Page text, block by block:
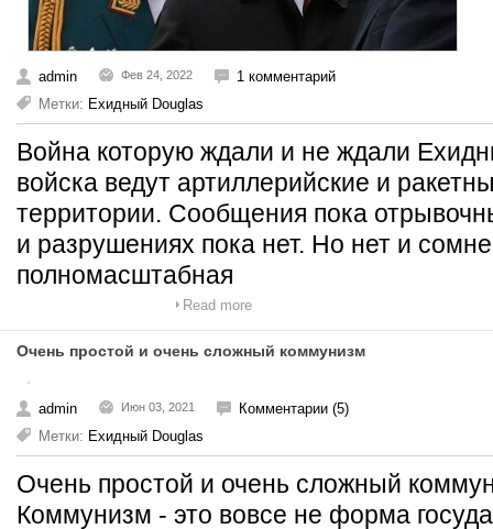
admin Фев 24, 2022
1 комментарий
Метки: Ехидный Douglas
Война которую ждали и не ждали
войска ведут артиллерийские и
территории. Сообщения пока
и разрушениях пока нет. Но нет и
полномасштабная
Read more
Очень простой и очень сложный коммунизм
admin Июн 03, 2021
Комментарии (5)
Метки: Ехидный Douglas
Очень простой и очень сложный
Коммунизм - это вовсе не форма